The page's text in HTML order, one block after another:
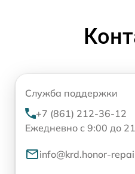
Служба поддержки
+7 (861) 212-36-12
Ежедневно с 9:00 до
info@krd.honor-